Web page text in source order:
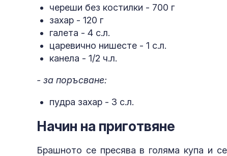
череши без костилки - 700 г
захар - 120 г
галета - 4 с.л.
царевично нишесте - 1 с.л.
канела - 1/2 ч.л.
- за поръсване:
пудра захар - 3 с.л.
Начин на приготвяне
Брашното се пресява в голяма купа и